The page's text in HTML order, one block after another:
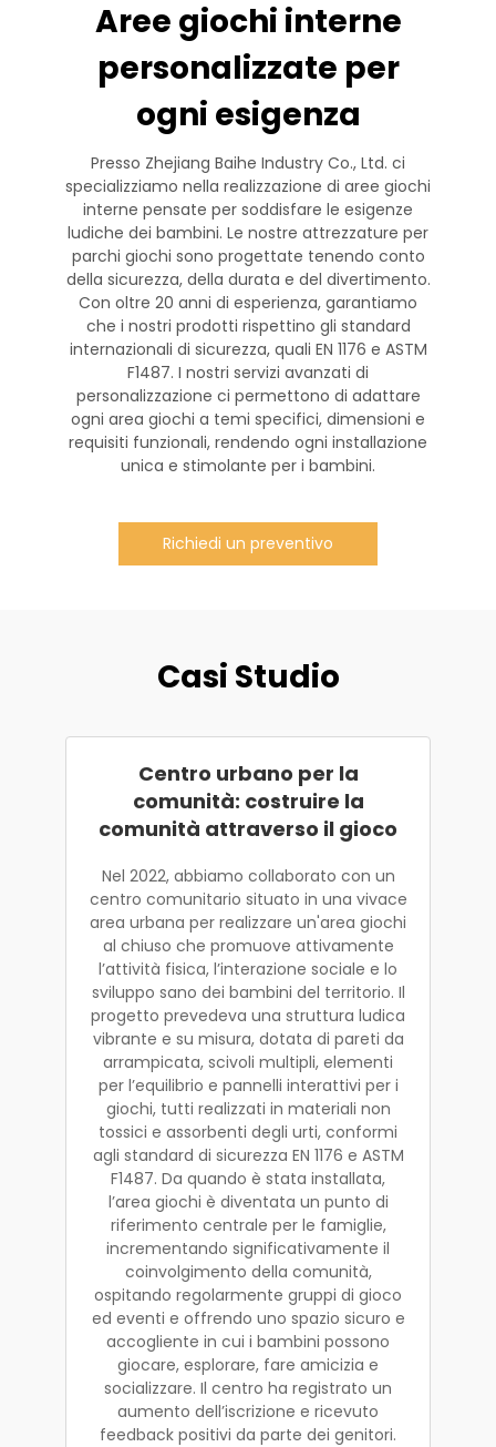
Aree giochi interne
personalizzate per
ogni esigenza
Presso Zhejiang Baihe Industry Co., Ltd. ci
specializziamo nella realizzazione di aree giochi
interne pensate per soddisfare le esigenze
ludiche dei bambini. Le nostre attrezzature per
parchi giochi sono progettate tenendo conto
della sicurezza, della durata e del divertimento.
Con oltre 20 anni di esperienza, garantiamo
che i nostri prodotti rispettino gli standard
internazionali di sicurezza, quali EN 1176 e ASTM
F1487. I nostri servizi avanzati di
personalizzazione ci permettono di adattare
ogni area giochi a temi specifici, dimensioni e
requisiti funzionali, rendendo ogni installazione
unica e stimolante per i bambini.
Richiedi un preventivo
Casi Studio
Centro urbano per la
comunità: costruire la
comunità attraverso il gioco
Nel 2022, abbiamo collaborato con un
centro comunitario situato in una vivace
area urbana per realizzare un'area giochi
al chiuso che promuove attivamente
l’attività fisica, l’interazione sociale e lo
sviluppo sano dei bambini del territorio. Il
progetto prevedeva una struttura ludica
vibrante e su misura, dotata di pareti da
arrampicata, scivoli multipli, elementi
per l’equilibrio e pannelli interattivi per i
giochi, tutti realizzati in materiali non
tossici e assorbenti degli urti, conformi
agli standard di sicurezza EN 1176 e ASTM
F1487. Da quando è stata installata,
l’area giochi è diventata un punto di
riferimento centrale per le famiglie,
incrementando significativamente il
coinvolgimento della comunità,
ospitando regolarmente gruppi di gioco
ed eventi e offrendo uno spazio sicuro e
accogliente in cui i bambini possono
giocare, esplorare, fare amicizia e
socializzare. Il centro ha registrato un
aumento dell’iscrizione e ricevuto
feedback positivi da parte dei genitori.